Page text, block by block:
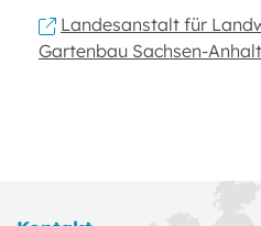
Landesanstalt für
Gartenbau Sachsen-Anhalt